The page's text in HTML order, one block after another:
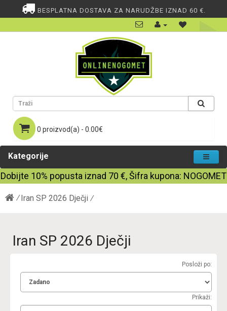
BESPLATNA DOSTAVA ZA NARUDŽBE IZNAD 60 €.
0 proizvod(a) - 0.00€
Kategorije
Dobijte 10% popusta iznad 70 €, Šifra kupona: NOGOMET
Iran SP 2026 Dječji
Iran SP 2026 Dječji
Posloži po:
Prikaži: